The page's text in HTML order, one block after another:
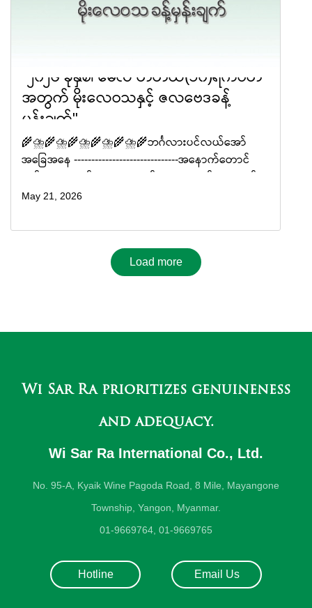
"၂၀၂၆ ခုနှစ်၊ မေလ တတိယ(၁၀)ရက်ပတ်
အတွက် မိုးလေဝသနှင့် ဇလဗေဒခန့်
မှန်းချက်"
🌾⛈️🌾⛈️🌾⛈️🌾⛈️🌾⛈️🌾ဘင်္ဂလားပင်လယ်အော်
အခြေအနေ ------------------------------အနောက်တောင်
မြစ်ဝကျွန်းပေါ်ဒေသများသို့လည်းကောင်း၊ မေလ ၂၅ ရက်
May 21, 2026
Load more
Wi Sar Ra prioritizes genuineness
and adequacy.
Wi Sar Ra International Co., Ltd.
No. 95-A, Kyaik Wine Pagoda Road, 8 Mile, Mayangone
Township, Yangon, Myanmar.
01-9669764, 01-9669765
Hotline Email Us